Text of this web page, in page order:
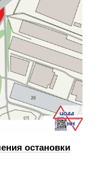
остановки